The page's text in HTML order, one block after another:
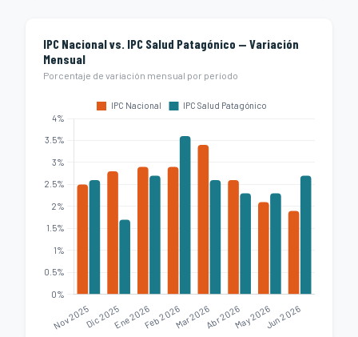
IPC Nacional vs. IPC Salud Patagónico — Variación
Mensual
Porcentaje de variación mensual por período